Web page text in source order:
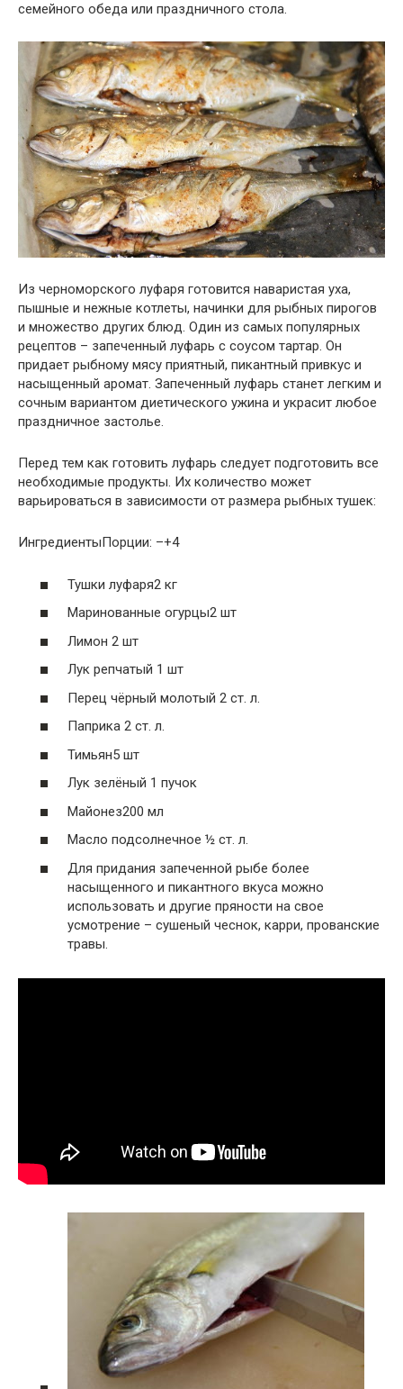
семейного обеда или праздничного стола.
Из черноморского луфаря готовится наваристая уха,
пышные и нежные котлеты, начинки для рыбных пирогов
и множество других блюд. Один из самых популярных
рецептов – запеченный луфарь с соусом тартар. Он
придает рыбному мясу приятный, пикантный привкус и
насыщенный аромат. Запеченный луфарь станет легким и
сочным вариантом диетического ужина и украсит любое
праздничное застолье.
Перед тем как готовить луфарь следует подготовить все
необходимые продукты. Их количество может
варьироваться в зависимости от размера рыбных тушек:
ИнгредиентыПорции: –+4
Тушки луфаря2 кг
Маринованные огурцы2 шт
Лимон 2 шт
Лук репчатый 1 шт
Перец чёрный молотый 2 ст. л.
Паприка 2 ст. л.
Тимьян5 шт
Лук зелёный 1 пучок
Майонез200 мл
Масло подсолнечное ½ ст. л.
Для придания запеченной рыбе более
насыщенного и пикантного вкуса можно
использовать и другие пряности на свое
усмотрение – сушеный чеснок, карри, прованские
травы.